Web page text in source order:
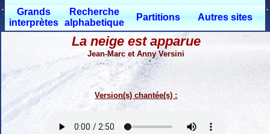
Grands
interprètes
Recherche
alphabetique
Partitions Autres sites
La neige est apparue
Jean-Marc et Anny Versini
Version(s) chantée(s) :